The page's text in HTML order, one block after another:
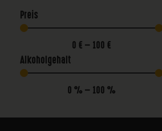
Preis
0 € — 100 €
Alkoholgehalt
0 % — 100 %